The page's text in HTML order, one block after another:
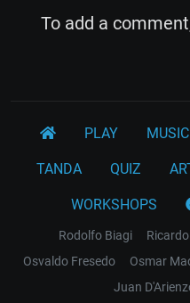
To add a
PLAY MUSIC
TANDA QUIZ
WORKSHOPS
Rodolfo Biagi
Osvaldo Fresedo
Osmar
Juan